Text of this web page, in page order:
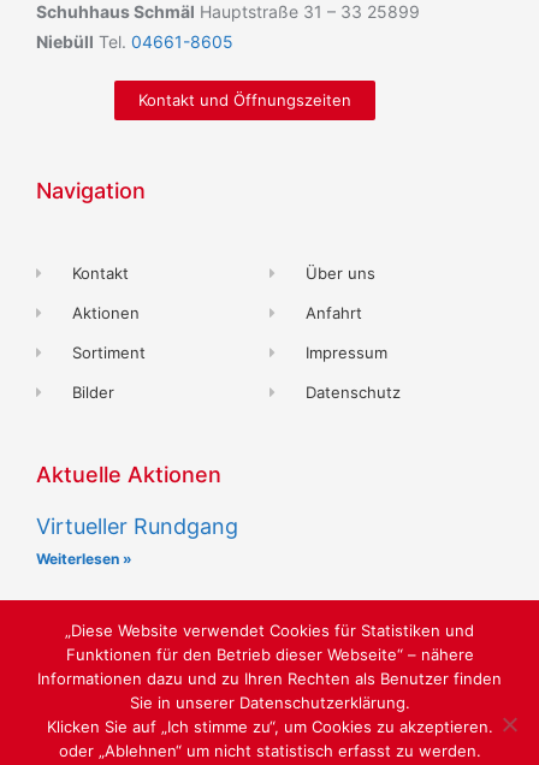
Schuhhaus Schmäl Hauptstraße 31 – 33 25899
Niebüll Tel. 04661-8605
Kontakt und Öffnungszeiten
Navigation
Kontakt
Aktionen
Sortiment
Bilder
Über uns
Anfahrt
Impressum
Datenschutz
Aktuelle Aktionen
Virtueller Rundgang
Weiterlesen »
LUST AUF SCHÖNE SCHUHE
WEBGESTALTUNG WWW.SABU-VERBUNDGRUPPE.DE@ SABU
„Diese Website verwendet Cookies für Statistiken und
Funktionen für den Betrieb dieser Webseite“ – nähere
Informationen dazu und zu Ihren Rechten als Benutzer finden
Sie in unserer Datenschutzerklärung.
Klicken Sie auf „Ich stimme zu“, um Cookies zu akzeptieren.
oder „Ablehnen“ um nicht statistisch erfasst zu werden.